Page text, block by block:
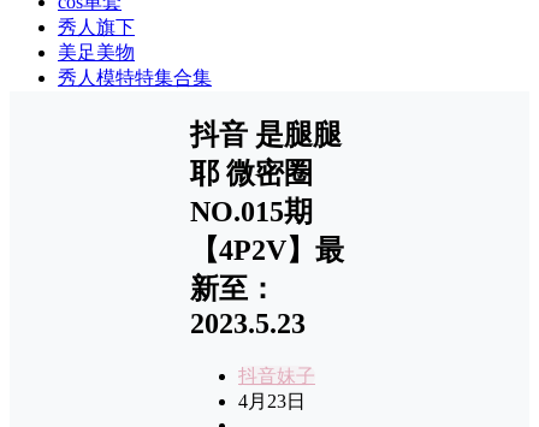
秀人旗下
美足美物
秀人模特特集合集
抖音 是腿腿
耶 微密圈
NO.015期
【4P2V】最
新至：
2023.5.23
抖音妹子
4月23日